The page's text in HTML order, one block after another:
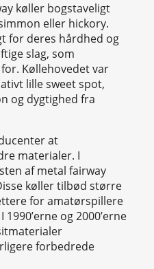
køller bogstaveligt
eller hickory.
for deres hårdhed og
slag, som
Køllehovedet var
lille sweet spot,
og dygtighed fra
at
materialer. I
af metal fairway
køller tilbød større
for amatørspillere
og 2000’erne
forbedrede